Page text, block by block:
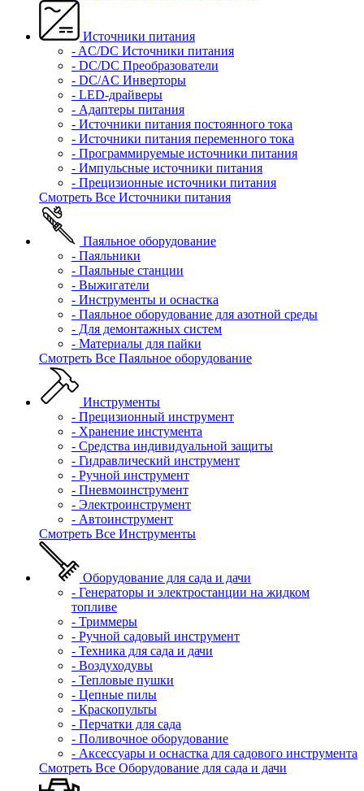
Источники питания
- AC/DC Источники питания
- DC/DC Преобразователи
- DC/AC Инверторы
- LED-драйверы
- Адаптеры питания
- Источники питания постоянного тока
- Источники питания переменного тока
- Программируемые источники питания
- Импульсные источники питания
- Прецизионные источники питания
Смотреть Все Источники питания
Паяльное оборудование
- Паяльники
- Паяльные станции
- Выжигатели
- Инструменты и оснастка
- Паяльное оборудование для азотной среды
- Для демонтажных систем
- Материалы для пайки
Смотреть Все Паяльное оборудование
Инструменты
- Прецизионный инструмент
- Хранение инстумента
- Средства индивидуальной защиты
- Гидравлический инструмент
- Ручной инструмент
- Пневмоинструмент
- Электроинструмент
- Автоинструмент
Смотреть Все Инструменты
Оборудование для сада и дачи
- Генераторы и электростанции на жидком
топливе
- Триммеры
- Ручной садовый инструмент
- Техника для сада и дачи
- Воздуходувы
- Тепловые пушки
- Цепные пилы
- Краскопульты
- Перчатки для сада
- Поливочное оборудование
- Аксессуары и оснастка для садового инструмента
Смотреть Все Оборудование для сада и дачи